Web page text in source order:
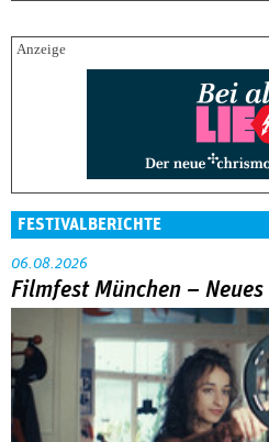
FESTIVALBERICHTE
06.08.2026
Filmfest München –